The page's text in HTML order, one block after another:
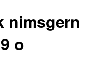
nimsgern
o